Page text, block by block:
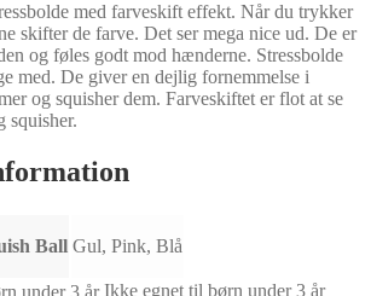
med farveskift effekt. Når du trykker
skifter de farve. Det ser mega nice ud. De er
og føles godt mod hænderne. Stressbolde
med. De giver en dejlig fornemmelse i
og squisher dem. Farveskiftet er flot at se
squisher.
Ball Gul, Pink, Blå
Ikke egnet til børn under 3 år